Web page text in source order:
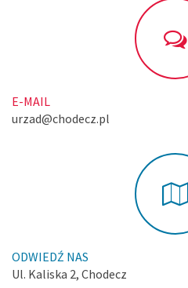
E-MAIL
urzad@chodecz.pl
ODWIEDŹ NAS
Ul. Kaliska 2, Chodecz